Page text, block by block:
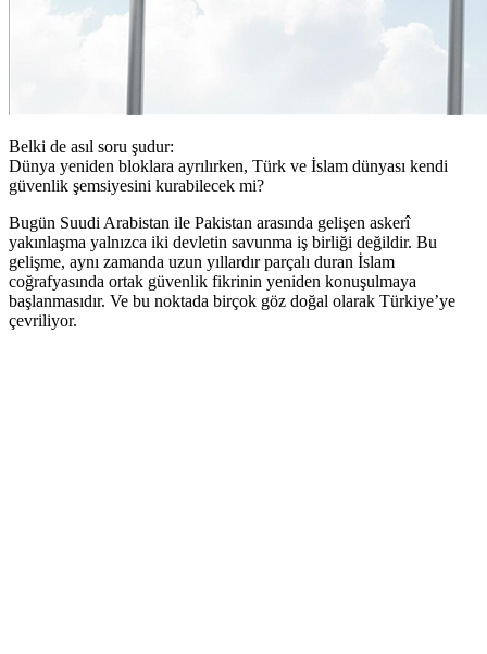
Belki de asıl soru şudur:
Dünya yeniden bloklara ayrılırken, Türk ve İslam dünyası kendi
güvenlik şemsiyesini kurabilecek mi?
Bugün Suudi Arabistan ile Pakistan arasında gelişen askerî
yakınlaşma yalnızca iki devletin savunma iş birliği değildir. Bu
gelişme, aynı zamanda uzun yıllardır parçalı duran İslam
coğrafyasında ortak güvenlik fikrinin yeniden konuşulmaya
başlanmasıdır. Ve bu noktada birçok göz doğal olarak Türkiye’ye
çevriliyor.